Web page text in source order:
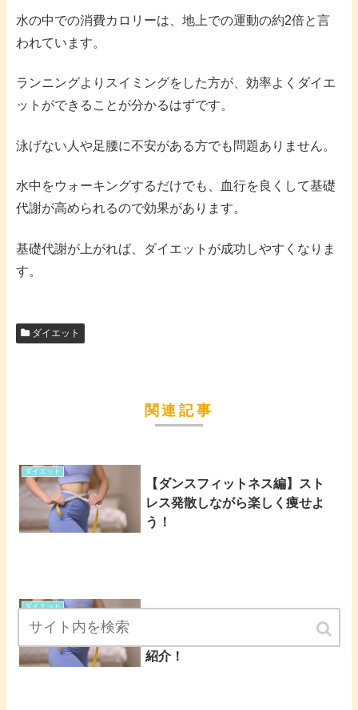
水の中での消費カロリーは、地上での運動の約2倍と言
われています。
ランニングよりスイミングをした方が、効率よくダイエ
ットができることが分かるはずです。
泳げない人や足腰に不安がある方でも問題ありません。
水中をウォーキングするだけでも、血行を良くして基礎
代謝が高められるので効果があります。
基礎代謝が上がれば、ダイエットが成功しやすくなりま
す。
ダイエット
関連記事
ダイエット
【ダンスフィットネス編】スト
レス発散しながら楽しく痩せよ
う！
ダイエット
トにおすすめな無酸素運動をご
紹介！